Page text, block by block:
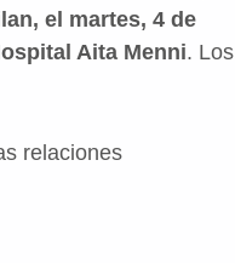
el martes, 4 de
Aita Menni. Los
relaciones